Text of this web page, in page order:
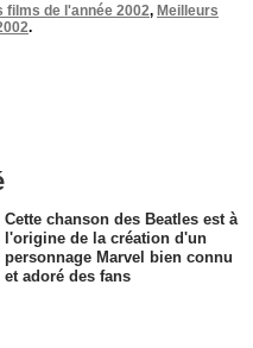
films de l'année 2002, Meilleurs
.
Cette chanson des Beatles est à
l'origine de la création d'un
personnage Marvel bien connu
et adoré des fans